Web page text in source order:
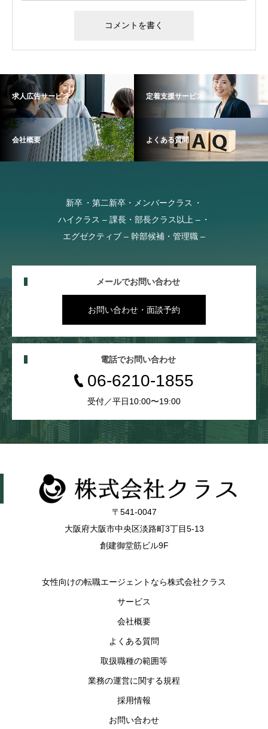
求人広告サービス 定着支援サービス
会社概要 よくある質問
新卒
第二新卒・メンバークラス
ハイクラス – 課長・部長クラス以上 –
エグゼクティブ – 幹部候補・管理職 –
メールでお問い合わせ
お問い合わせ・面談予約
電話でお問い合わせ
06-6210-1855
受付／平日10:00〜19:00
〒541-0047
大阪府大阪市中央区淡路町3丁目5-13
創建御堂筋ビル9F
女性向けの転職エージェントなら株式会社クラス
サービス
会社概要
よくある質問
取扱職種の範囲等
業務の運営に関する規程
採用情報
お問い合わせ